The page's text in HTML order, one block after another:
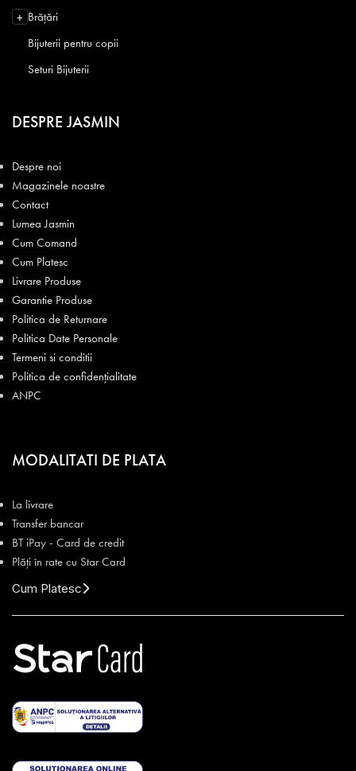
+ Brățări
Bijuterii pentru copii
Seturi Bijuterii
DESPRE JASMIN
Despre noi
Magazinele noastre
Contact
Lumea Jasmin
Cum Comand
Cum Platesc
Livrare Produse
Garantie Produse
Politica de Returnare
Politica Date Personale
Termeni si conditii
Politica de confidențialitate
ANPC
MODALITATI DE PLATA
La livrare
Transfer bancar
BT iPay - Card de credit
Plăți în rate cu Star Card
Cum Platesc